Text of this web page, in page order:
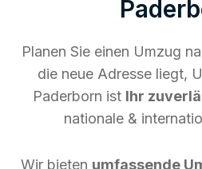
Planen Sie einen Umzug
die neue Adresse liegt,
Paderborn ist Ihr
nationale &
Wir bieten umfassende